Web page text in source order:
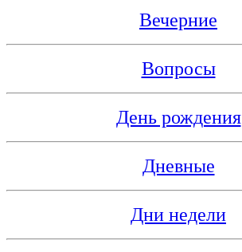
Вечерние
Вопросы
День рождения
Дневные
Дни недели